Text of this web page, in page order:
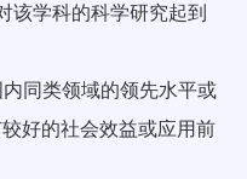
学科的科学研究起到
同类领域的领先水平或
好的社会效益或应用前